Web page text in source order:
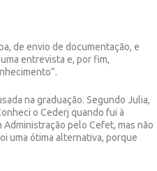
de envio de documentação, e
entrevista e, por fim,
na graduação. Segundo Julia,
o Cederj quando fui à
pelo Cefet, mas não
uma ótima alternativa, porque